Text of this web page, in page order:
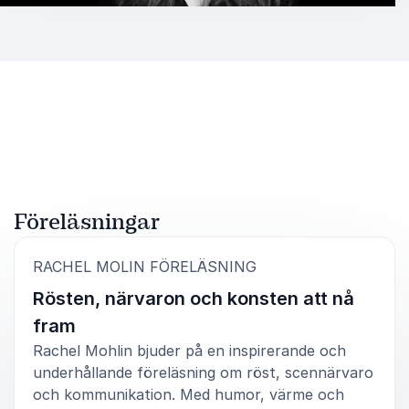
Föreläsningar
RACHEL MOLIN FÖRELÄSNING
Rösten, närvaron och konsten att nå
fram
Rachel Mohlin bjuder på en inspirerande och
underhållande föreläsning om röst, scennärvaro
och kommunikation. Med humor, värme och